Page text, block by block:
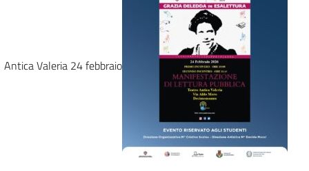
Antica Valeria 24 febbraio